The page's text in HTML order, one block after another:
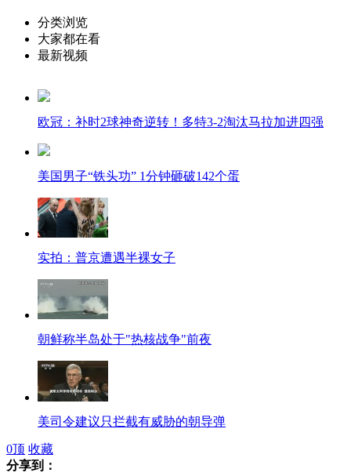
分类浏览
大家都在看
最新视频
欧冠：补时2球神奇逆转！多特3-2淘汰马拉加进四强
美国男子“铁头功” 1分钟砸破142个蛋
实拍：普京遭遇半裸女子
朝鲜称半岛处于"热核战争"前夜
美司令建议只拦截有威胁的朝导弹
0顶 收藏
分享到：